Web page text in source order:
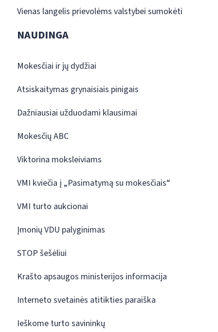
Vienas langelis prievolėms valstybei sumokėti
NAUDINGA
Mokesčiai ir jų dydžiai
Atsiskaitymas grynaisiais pinigais
Dažniausiai užduodami klausimai
Mokesčių ABC
Viktorina moksleiviams
VMI kviečia į „Pasimatymą su mokesčiais“
VMI turto aukcionai
Įmonių VDU palyginimas
STOP šešėliui
Krašto apsaugos ministerijos informacija
Interneto svetainės atitikties paraiška
Ieškome turto savininkų